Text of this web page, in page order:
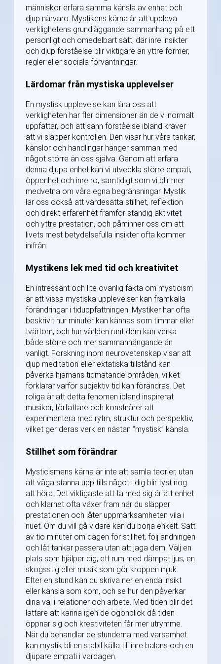
människor erfara samma känsla av enhet och
djup närvaro. Mystikens kärna är att uppleva
verklighetens grundläggande sammanhang på ett
personligt och omedelbart sätt, där inre insikter
och djup förståelse blir viktigare än yttre former,
regler eller sociala förväntningar.
Lärdomar från mystiska upplevelser
En mystisk upplevelse kan lära oss att
verkligheten har fler dimensioner än de vi normalt
uppfattar, och att sann förståelse ibland kräver
att vi släpper kontrollen. Den visar hur våra tankar,
känslor och handlingar hänger samman med
något större än oss själva. Genom att erfara
denna djupa enhet kan vi utveckla större empati,
öppenhet och inre ro, samtidigt som vi blir mer
medvetna om våra egna begränsningar. Mystik
lär oss också att värdesätta stillhet, reflektion
och direkt erfarenhet framför ständig aktivitet
och yttre prestation, och påminner oss om att
livets mest betydelsefulla insikter ofta kommer
inifrån.
Mystikens lek med tid och kreativitet
En intressant och lite ovanlig fakta om mysticism
är att vissa mystiska upplevelser kan framkalla
förändringar i tiduppfattningen. Mystiker har ofta
beskrivit hur minuter kan kännas som timmar eller
tvärtom, och hur världen runt dem kan verka
både större och mer sammanhängande än
vanligt. Forskning inom neurovetenskap visar att
djup meditation eller extatiska tillstånd kan
påverka hjärnans tidmätande områden, vilket
förklarar varför subjektiv tid kan förändras. Det
roliga är att detta fenomen ibland inspirerat
musiker, författare och konstnärer att
experimentera med rytm, struktur och perspektiv,
vilket ger deras verk en nästan “mystisk” känsla.
Stillhet som förändrar
Mysticismens kärna är inte att samla teorier, utan
att våga stanna upp tills något i dig blir tyst nog
att höra. Det viktigaste att ta med sig är att enhet
och klarhet ofta växer fram när du släpper
prestationen och låter uppmärksamheten vila i
nuet. Om du vill gå vidare kan du börja enkelt. Sätt
av tio minuter om dagen för stillhet, följ andningen
och låt tankar passera utan att jaga dem. Välj en
plats som hjälper dig, ett rum med dämpat ljus, en
skogsstig eller musik som gör kroppen mjuk.
Efter en stund kan du skriva ner en enda insikt
eller känsla som kom, och se hur den påverkar
dina val i relationer och arbete. Med tiden blir det
lättare att känna igen de ögonblick då tiden
öppnar sig och kreativiteten får mer utrymme.
När du behandlar de stunderna med varsamhet
kan mystik bli en stabil källa till inre balans och en
djupare empati i vardagen.